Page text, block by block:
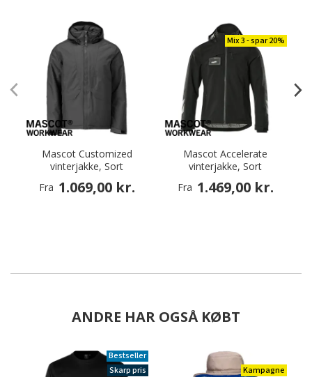
Mascot Customized
vinterjakke, Sort
Fra 1.069,00 kr.
Mix 3 - spar 20%
Mascot Accelerate
vinterjakke, Sort
Fra 1.469,00 kr.
ANDRE HAR OGSÅ KØBT
Bestseller
Skarp pris
Kampagne